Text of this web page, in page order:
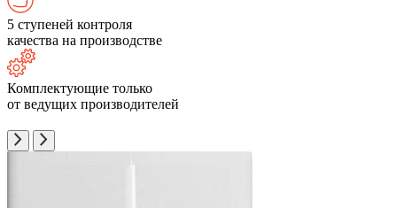
5 ступеней контроля
качества на производстве
Комплектующие только
от ведущих производителей